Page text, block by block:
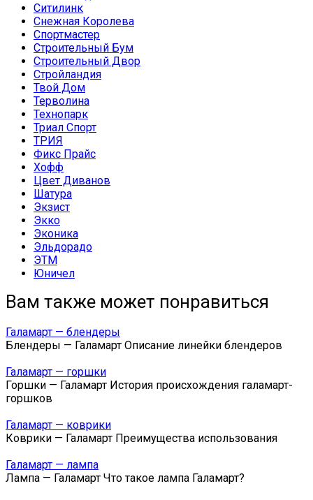
Ситилинк
Снежная Королева
Спортмастер
Строительный Бум
Строительный Двор
Стройландия
Твой Дом
Терволина
Технопарк
Триал Спорт
ТРИЯ
Фикс Прайс
Хофф
Цвет Диванов
Шатура
Экзист
Экко
Эконика
Эльдорадо
ЭТМ
Юничел
Вам также может понравиться
Галамарт — блендеры
Блендеры — Галамарт Описание линейки блендеров
Галамарт — горшки
Горшки — Галамарт История происхождения галамарт-
горшков
Галамарт — коврики
Коврики — Галамарт Преимущества использования
Галамарт — лампа
Лампа — Галамарт Что такое лампа Галамарт?